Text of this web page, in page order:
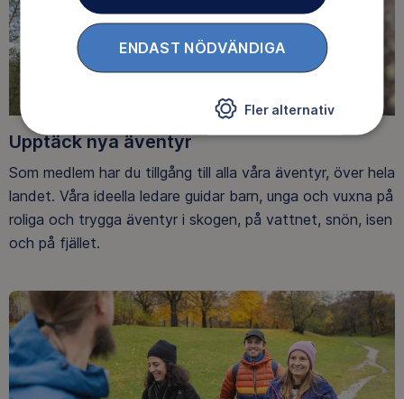
Upptäck nya äventyr
Som medlem har du tillgång till alla våra äventyr, över hela
landet. Våra ideella ledare guidar barn, unga och vuxna på
roliga och trygga äventyr i skogen, på vattnet, snön, isen
och på fjället.
ENDAST NÖDVÄNDIGA
Fler alternativ